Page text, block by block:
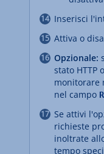
Inserisci
Attiva o
Opzionale:
stato HTTP
monitorare
nel campo
Se attivi
richieste
inoltrate
tempo